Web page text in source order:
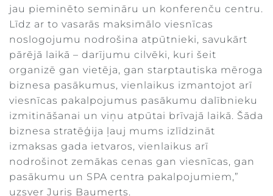
jau pieminēto semināru un konferenču centru.
Līdz ar to vasarās maksimālo viesnīcas
noslogojumu nodrošina atpūtnieki, savukārt
pārējā laikā – darījumu cilvēki, kuri šeit
organizē gan vietēja, gan starptautiska mēroga
biznesa pasākumus, vienlaikus izmantojot arī
viesnīcas pakalpojumus pasākumu dalībnieku
izmitināšanai un viņu atpūtai brīvajā laikā. Šāda
biznesa stratēģija ļauj mums izlīdzināt
izmaksas gada ietvaros, vienlaikus arī
nodrošinot zemākas cenas gan viesnīcas, gan
pasākumu un SPA centra pakalpojumiem,”
uzsver Juris Baumerts.